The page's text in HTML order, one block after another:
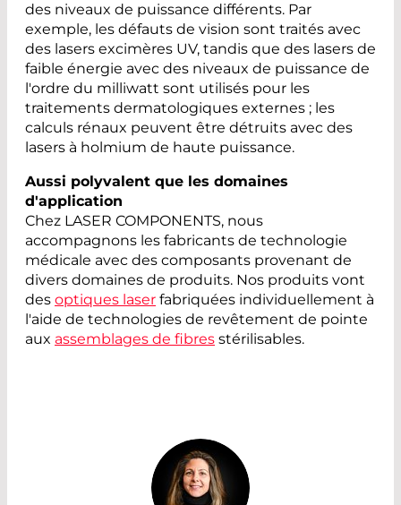
des niveaux de puissance différents. Par
exemple, les défauts de vision sont traités avec
des lasers excimères UV, tandis que des lasers de
faible énergie avec des niveaux de puissance de
l'ordre du milliwatt sont utilisés pour les
traitements dermatologiques externes ; les
calculs rénaux peuvent être détruits avec des
lasers à holmium de haute puissance.
Aussi polyvalent que les domaines
d'application
Chez LASER COMPONENTS, nous
accompagnons les fabricants de technologie
médicale avec des composants provenant de
divers domaines de produits. Nos produits vont
des optiques laser fabriquées individuellement à
l'aide de technologies de revêtement de pointe
aux assemblages de fibres stérilisables.